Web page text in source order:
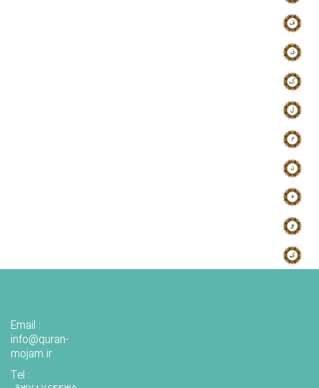
Email :
info@quran-
mojam.ir
Tel :